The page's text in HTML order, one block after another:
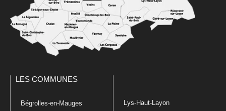
LES COMMUNES
Bégrolles-en-Mauges Lys-Haut-Layon